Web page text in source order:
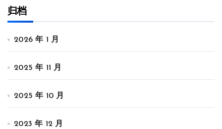
归档
2026 年 1 月
2025 年 11 月
2025 年 10 月
2023 年 12 月